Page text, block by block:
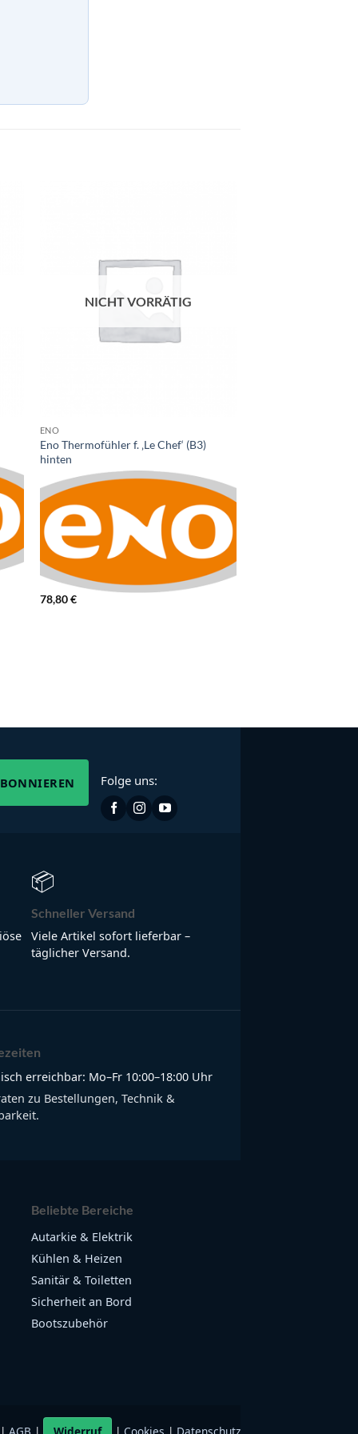
NICHT VORRÄTIG
ENO
Eno Thermofühler f. ‚Le Chef‘ (B3)
hinten
78,80€
Folge uns:
📦
Schneller Versand
Viele Artikel sofort lieferbar –
täglicher Versand.
erreichbar: Mo–Fr 10:00–18:00 Uhr
zu Bestellungen, Technik &
Beliebte Bereiche
Autarkie & Elektrik
Kühlen & Heizen
Sanitär & Toiletten
Sicherheit an Bord
Bootszubehör